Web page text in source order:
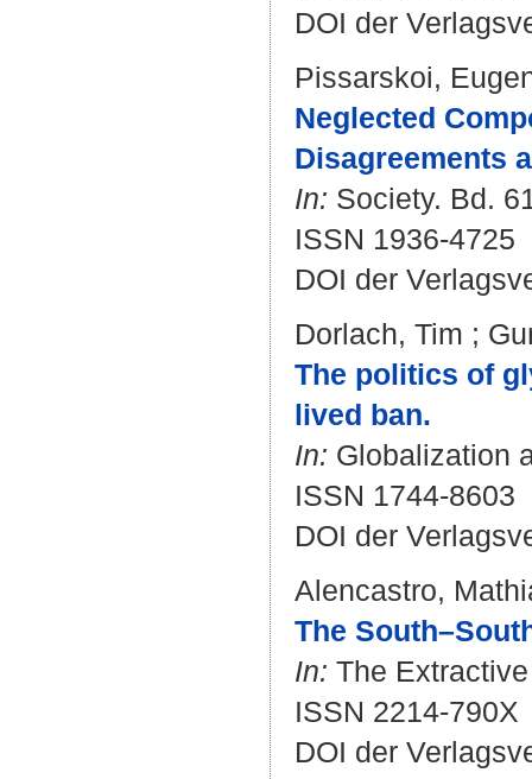
DOI der
Pissarskoi,
Neglected
Disagreements
In: Society. Bd.
ISSN 1936-4725
DOI der
Dorlach, Tim ;
The politics of
lived ban.
In: Globalization
ISSN 1744-8603
DOI der
Alencastro,
The
In: The
ISSN 2214-790X
DOI der